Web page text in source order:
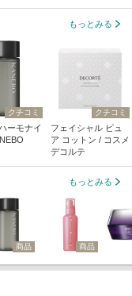
もっとみる
クチコミ
ーモナイ
クチコミ
フェイシャル ピュ
ア コットン / コスメ
デコルテ
もっとみる
商品 商品